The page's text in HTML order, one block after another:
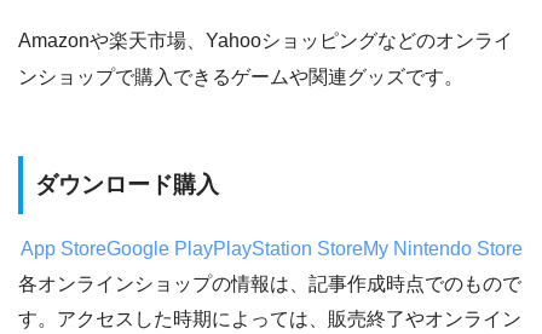
Amazonや楽天市場、Yahooショッピングなどのオンライ
ンショップで購入できるゲームや関連グッズです。
ダウンロード購入
App StoreGoogle PlayPlayStation StoreMy Nintendo Store
各オンラインショップの情報は、記事作成時点でのもので
す。アクセスした時期によっては、販売終了やオンライン